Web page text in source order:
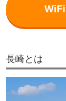
長崎とは